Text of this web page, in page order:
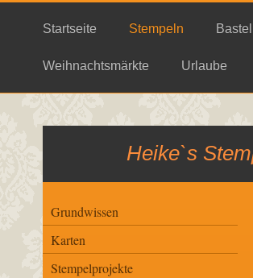
Startseite Stempeln
Weihnachtsmärkte Urlaube
Heike`s
Grundwissen
Karten
Stempelprojekte